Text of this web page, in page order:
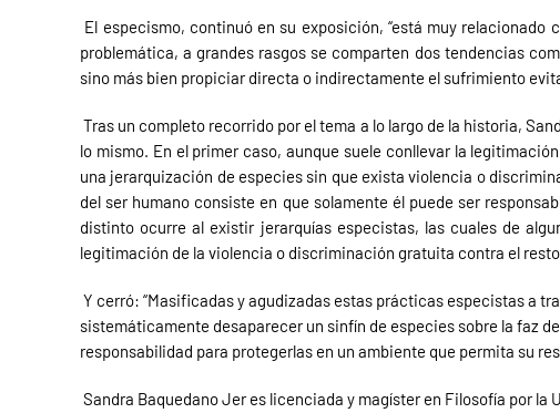
El especismo, continuó en su exposición, “está muy
problemática, a grandes rasgos se comparten dos tendencias
sino más bien propiciar directa o indirectamente el sufrimiento
Tras un completo recorrido por el tema a lo largo de la historia,
lo mismo. En el primer caso, aunque suele conllevar la
una jerarquización de especies sin que exista violencia o
del ser humano consiste en que solamente él puede ser
distinto ocurre al existir jerarquías especistas, las cuales de
legitimación de la violencia o discriminación gratuita contra el resto
Y cerró: “Masificadas y agudizadas estas prácticas especistas a
sistemáticamente desaparecer un sinfín de especies sobre la faz
responsabilidad para protegerlas en un ambiente que permita su
Sandra Baquedano Jer es licenciada y magíster en Filosofía por